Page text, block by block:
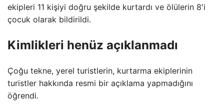
ekipleri 11 kişiyi doğru şekilde kurtardı ve ölülerin 8'i
çocuk olarak bildirildi.
Kimlikleri henüz açıklanmadı
Çoğu tekne, yerel turistlerin, kurtarma ekiplerinin
turistler hakkında resmi bir açıklama yapmadığını
öğrendi.